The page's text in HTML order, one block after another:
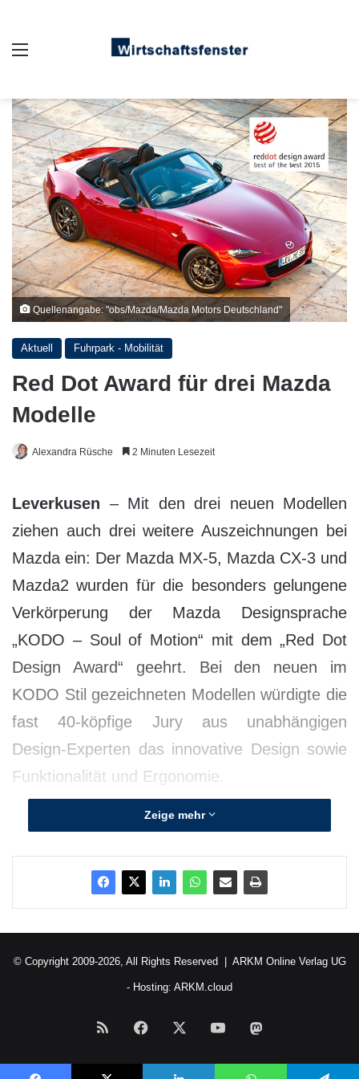
Quellenangabe: "obs/Mazda/Mazda Motors Deutschland"
Aktuell Fuhrpark - Mobilität
Red Dot Award für drei Mazda
Modelle
Alexandra Rüsche 2 Minuten Lesezeit
Leverkusen – Mit den drei neuen Modellen
ziehen auch drei weitere Auszeichnungen bei
Mazda ein: Der Mazda MX-5, Mazda CX-3 und
Mazda2 wurden für die besonders gelungene
Verkörperung der Mazda Designsprache
„KODO – Soul of Motion“ mit dem „Red Dot
Design Award“ geehrt. Bei den neuen im
KODO Stil gezeichneten Modellen würdigte die
fast 40-köpfige Jury aus unabhängigen
Design-Experten das innovative Design sowie
Funktionalität und Ergonomie.
Zeige mehr
© Copyright 2009-2026, All Rights Reserved | ARKM Online Verlag UG
- Hosting: ARKM.cloud
RSS Facebook YouTube